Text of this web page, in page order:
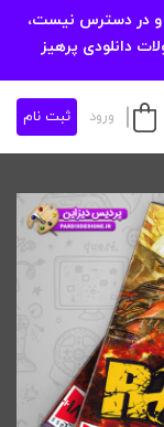
و در دسترس نیست،
دانلودی پرهیز
ورود ثبت نام